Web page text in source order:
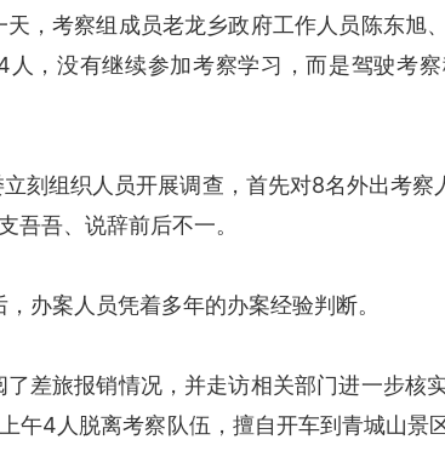
，考察组成员老龙乡政府工作人员陈东旭
，没有继续参加考察学习，而是驾驶考
组织人员开展调查，首先对8名外出考察
吾吾、说辞前后不一。
办案人员凭着多年的办案经验判断。
旅报销情况，并走访相关部门进一步核
午4人脱离考察队伍，擅自开车到青城山景